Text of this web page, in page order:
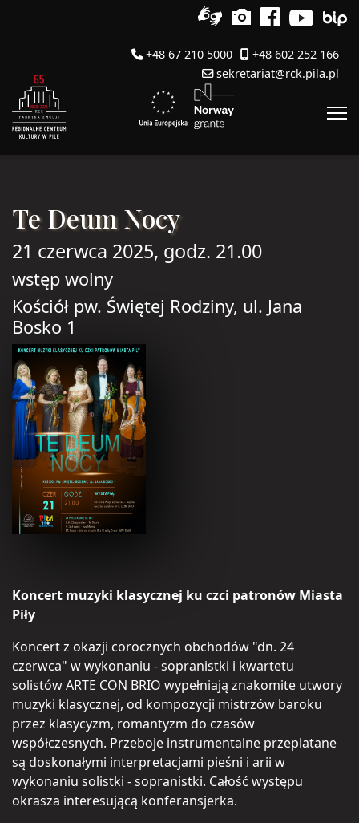
+48 67 210 5000
+48 602 252 166
sekretariat@rck.pila.pl
Te Deum Nocy
21 czerwca 2025, godz. 21.00
wstęp wolny
Kościół pw. Świętej Rodziny, ul. Jana
Bosko 1
Koncert muzyki klasycznej ku czci patronów Miasta
Piły
Koncert z okazji corocznych obchodów "dn. 24
czerwca" w wykonaniu - sopranistki i kwartetu
solistów ARTE CON BRIO wypełniają znakomite utwory
muzyki klasycznej, od kompozycji mistrzów baroku
przez klasycyzm, romantyzm do czasów
współczesnych. Przeboje instrumentalne przeplatane
są doskonałymi interpretacjami pieśni i arii w
wykonaniu solistki - sopranistki. Całość występu
okrasza interesującą konferansjerka.